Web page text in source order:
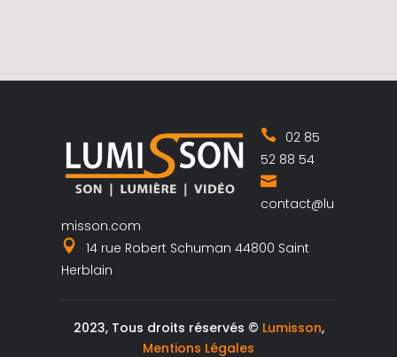
02 85
52 88 54
contact@lu
misson.com
14 rue Robert Schuman 44800 Saint
Herblain
2023, Tous droits réservés © Lumisson,
Mentions Légales